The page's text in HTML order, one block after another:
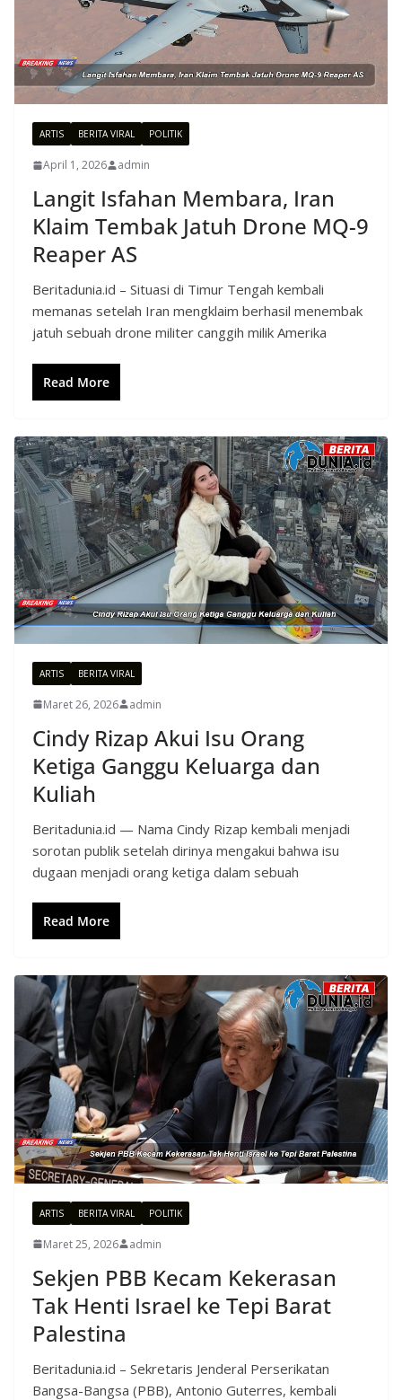
ARTIS BERITA VIRAL POLITIK
April 1, 2026 admin
Langit Isfahan Membara, Iran
Klaim Tembak Jatuh Drone MQ-9
Reaper AS
Beritadunia.id – Situasi di Timur Tengah kembali
memanas setelah Iran mengklaim berhasil menembak
jatuh sebuah drone militer canggih milik Amerika
Read More
ARTIS BERITA VIRAL
Maret 26, 2026 admin
Cindy Rizap Akui Isu Orang
Ketiga Ganggu Keluarga dan
Kuliah
Beritadunia.id — Nama Cindy Rizap kembali menjadi
sorotan publik setelah dirinya mengakui bahwa isu
dugaan menjadi orang ketiga dalam sebuah
Read More
ARTIS BERITA VIRAL POLITIK
Maret 25, 2026 admin
Sekjen PBB Kecam Kekerasan
Tak Henti Israel ke Tepi Barat
Palestina
Beritadunia.id – Sekretaris Jenderal Perserikatan
Bangsa-Bangsa (PBB), Antonio Guterres, kembali